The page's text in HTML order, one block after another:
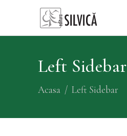
Left Sidebar
Acasa / Left Sidebar